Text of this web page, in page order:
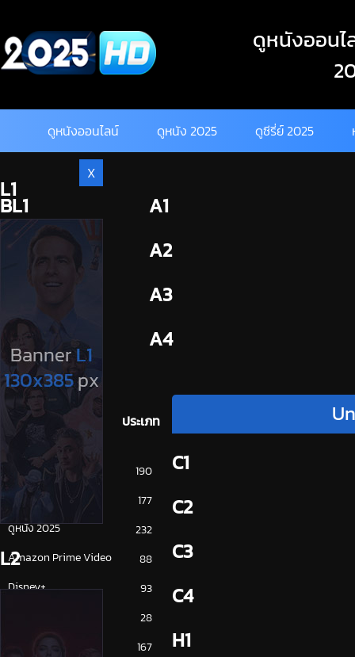
content
ดูหนังออนไ
ดูหนังออนไลน์ ดูหนัง 2025 ดูซีรี่ย์ 2025
BL1
A1
A2
A3
A4
ประเภท
การ์ตูน
190
ดูซีรี่ย์ 2025
177
ดูหนัง 2025
232
Amazon Prime Video
88
Disney+
93
28
167
C1
C2
C3
C4
H1
X
L1
L2